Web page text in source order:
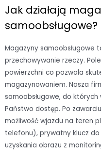
Jak działają
samoobsługowe?
Magazyny samoobsługowe
przechowywanie rzeczy.
powierzchni co pozwala
magazynowaniem. Nasza
samoobsługowe, do
Państwo dostęp. Po
możliwość wjazdu na teren
telefonu), prywatny klucz
uzyskania obrazu z